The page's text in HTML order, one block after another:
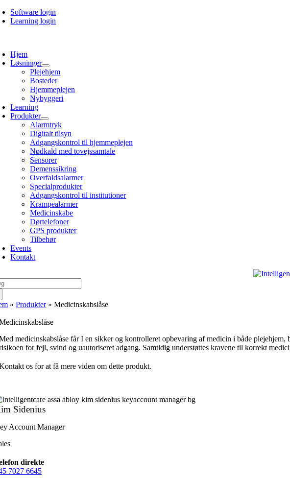
Skip
to
Software login
Learning login
Hjem
Løsninger
Plejehjem
Bosteder
Hjemmeplejen
Nybyggeri
Learning
Produkter
Alarmtryk
Digitalt tilsyn
Adgangskontrol til hjemmeplejen
Nødkald med tovejssamtale
Sensorer
Demenssikring
Overfaldsalarmer
Specialprodukter
Adgangskontrol til institutioner
Krampealarmer
Medicinskabe
Dørtelefoner
GPS produkter
Tilbehør
Events
Kontakt
»Produkter»Medicinskabslåse
medicinskabslåse får I en sikker og kontrolleret opbevaring af medicin i både
for fejl, svind og uautoriseret adgang. Samtidig understøttes kravene til korrekt
os for at få mere viden om dette produkt.
Sidenius
Account Manager
direkte
7027 6645